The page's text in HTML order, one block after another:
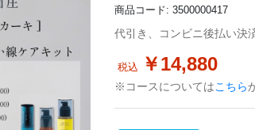
商品コード: 3500000417
代引き、コンビニ後払い決
税込 ￥14,880
※コースについてはこちら